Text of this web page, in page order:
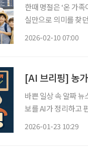
한때 명절은 ‘온 가
실만으로 의미를 찾
2026-02-10 07:00
[AI 브리핑] 농
바쁜 일상 속 알짜
보를 AI가 정리하고 편집국 기자
2026-01-23 10:29